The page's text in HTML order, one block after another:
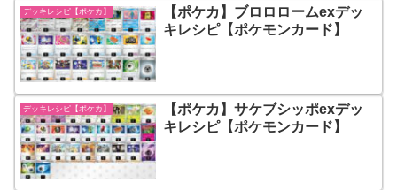
デッキレシピ【ポケカ】
【ポケカ】ブロロロームexデッ
キレシピ【ポケモンカード】
デッキレシピ【ポケカ】
【ポケカ】サケブシッポexデッ
キレシピ【ポケモンカード】